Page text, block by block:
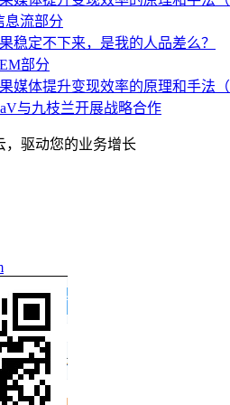
息流部分
稳定不下来，是我的人品差么？
部分
媒体提升变现效率的原理和手法
与九枝兰开展战略合作
，驱动您的业务增长